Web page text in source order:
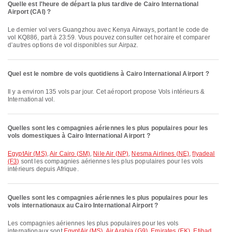
Quelle est l'heure de départ la plus tardive de Cairo International
Airport (CAI) ?
Le dernier vol vers Guangzhou avec Kenya Airways, portant le code de
vol KQ886, part à 23:59. Vous pouvez consulter cet horaire et comparer
d’autres options de vol disponibles sur Airpaz.
Quel est le nombre de vols quotidiens à Cairo International Airport ?
International vol.
Quelles sont les compagnies aériennes les plus populaires pour les
vols domestiques à Cairo International Airport ?
EgyptAir (MS),Air Cairo (SM), Nile Air (NP), Nesma Airlines (NE),flyadeal
(F3) sont les compagnies aériennes les plus populaires pour les vols
intérieurs depuis Afrique.
Quelles sont les compagnies aériennes les plus populaires pour les
vols internationaux au Cairo International Airport ?
Les compagnies aériennes les plus populaires pour les vols